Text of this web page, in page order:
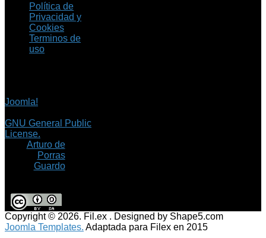
Política de
Privacidad y
Cookies
Terminos de
uso
Joomla!
GNU General Public
License.
Arturo de
Porras
Guardo
Copyright © 2026. Fil.ex . Designed by Shape5.com
Joomla Templates. Adaptada para Filex en 2015